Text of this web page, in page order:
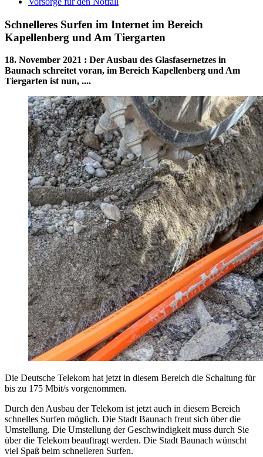
Schnelleres Surfen im Internet im Bereich
Kapellenberg und Am Tiergarten
18. November 2021 : Der Ausbau des Glasfasernetzes in
Baunach schreitet voran, im Bereich Kapellenberg und Am
Tiergarten ist nun, ....
Die Deutsche Telekom hat jetzt in diesem Bereich die Schaltung für
bis zu 175 Mbit/s vorgenommen.
Durch den Ausbau der Telekom ist jetzt auch in diesem Bereich
schnelles Surfen möglich. Die Stadt Baunach freut sich über die
Umstellung. Die Umstellung der Geschwindigkeit muss durch Sie
über die Telekom beauftragt werden. Die Stadt Baunach wünscht
viel Spaß beim schnelleren Surfen.